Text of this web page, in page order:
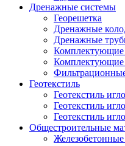
Дренажные системы
Георешетка
Дренажные
Дренажные
Геотекстиль
Геотекстиль
Геотекстиль
Геотекстиль
Общестроительные